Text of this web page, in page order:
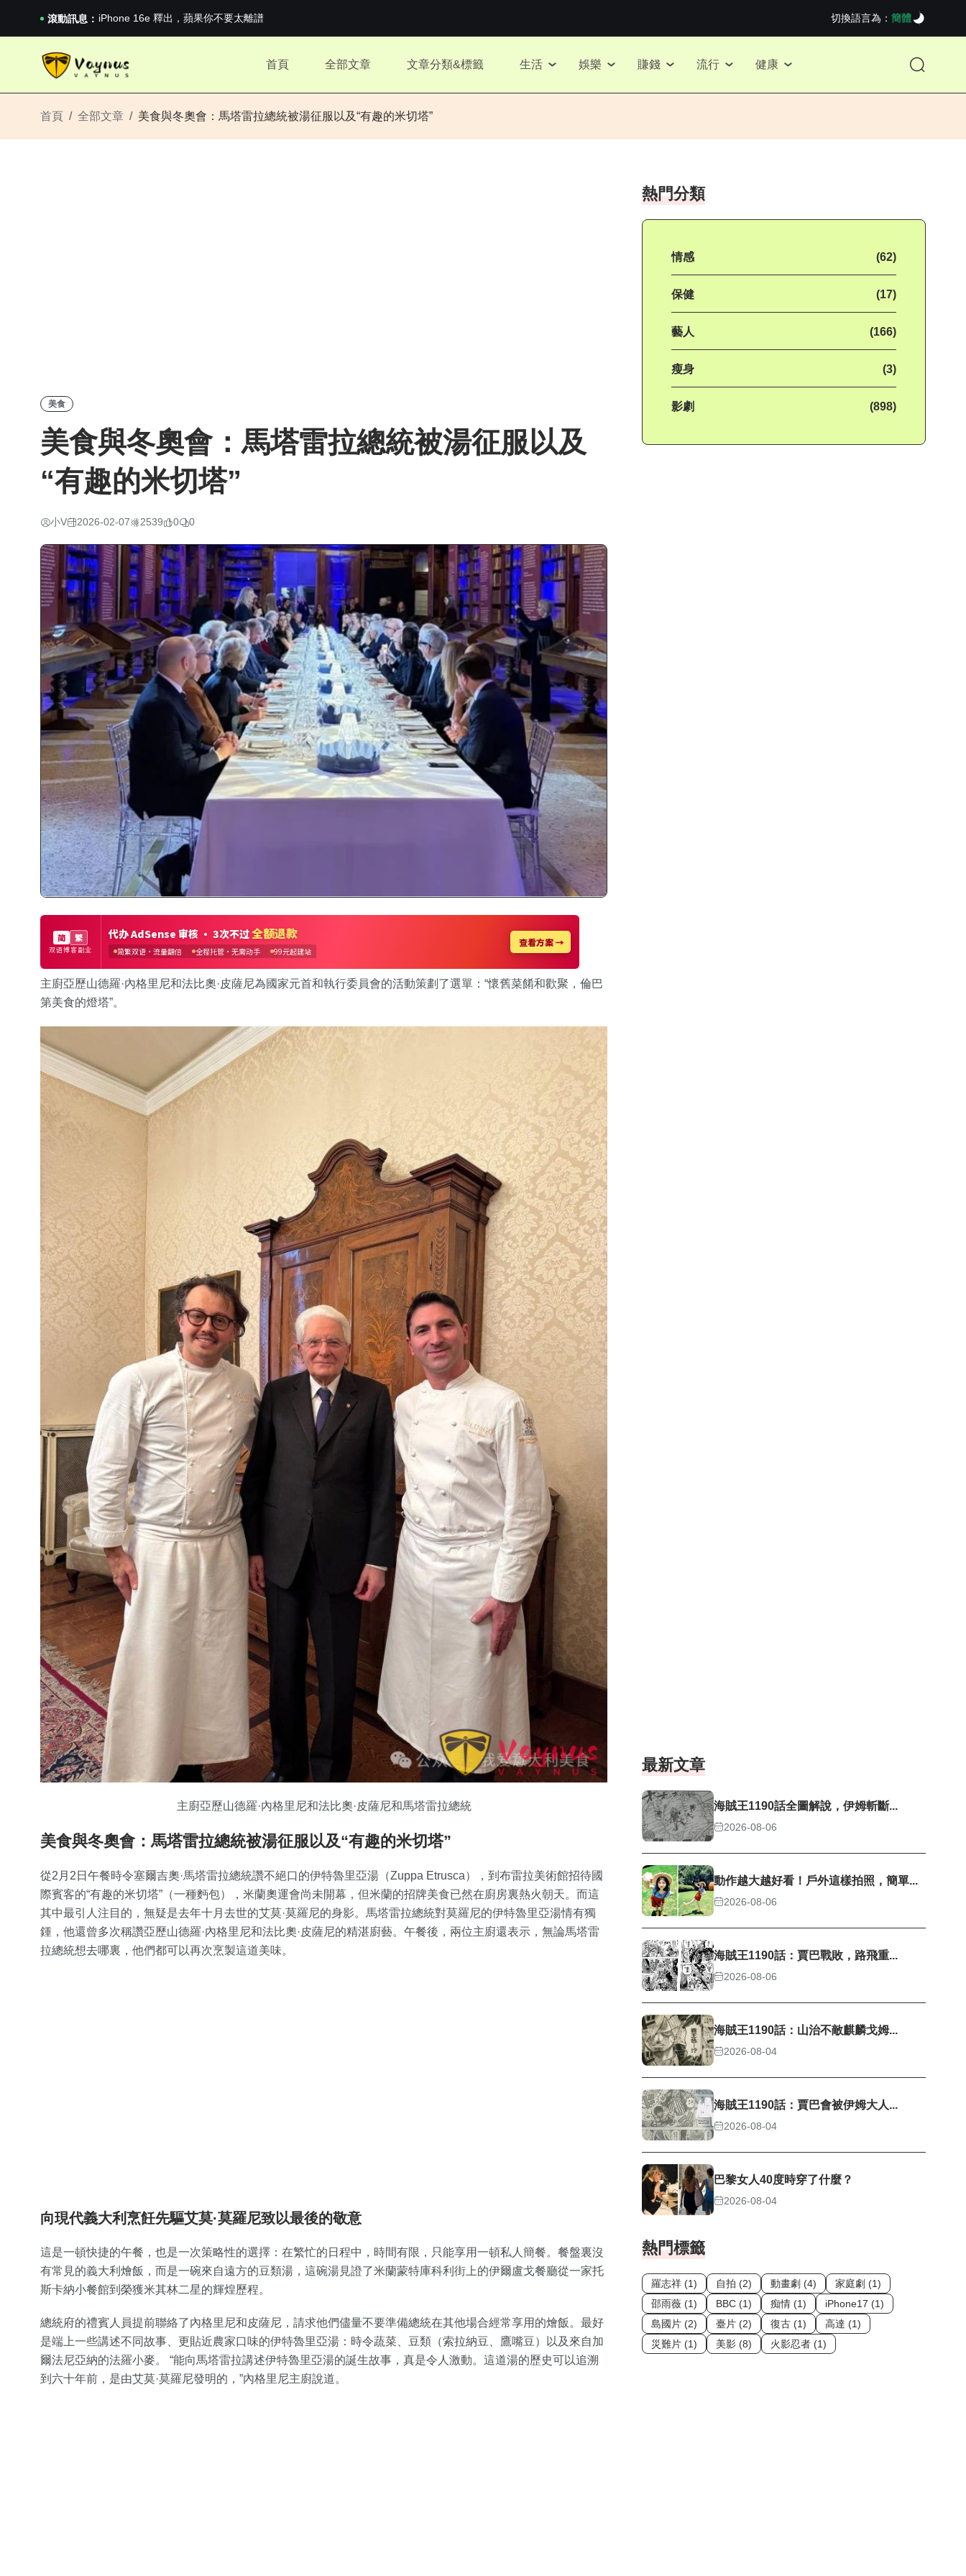
滾動訊息： iPhone 16e 釋出，蘋果你不要太離譜
2026澳網男單收官：全滿貫對上全滿亞，德約...
iPhone 16e 釋出，蘋果你不要太離譜
切換語言為： 簡體
首頁 全部文章 文章分類&標籤 生活 娛樂 賺錢 流行 健康
首頁 全部文章 美食與冬奧會：馬塔雷拉總統被湯征服以及“有趣的米切塔”
美食
美食與冬奧會：馬塔雷拉總統被湯征服以及
“有趣的米切塔”
小V 2026-02-07 2539 0 0
主廚亞歷山德羅·內格里尼和法比奧·皮薩尼為國家元首和執行委員會的活動策劃了選單：“懷舊菜餚和歡聚，倫巴
第美食的燈塔”。
主廚亞歷山德羅·內格里尼和法比奧·皮薩尼和馬塔雷拉總統
美食與冬奧會：馬塔雷拉總統被湯征服以及“有趣的米切塔”
從2月2日午餐時令塞爾吉奧·馬塔雷拉總統讚不絕口的伊特魯里亞湯（Zuppa Etrusca），到布雷拉美術館招待國
際賓客的“有趣的米切塔”（一種麪包），米蘭奧運會尚未開幕，但米蘭的招牌美食已然在廚房裏熱火朝天。而這
其中最引人注目的，無疑是去年十月去世的艾莫·莫羅尼的身影。馬塔雷拉總統對莫羅尼的伊特魯里亞湯情有獨
鍾，他還曾多次稱讚亞歷山德羅·內格里尼和法比奧·皮薩尼的精湛廚藝。午餐後，兩位主廚還表示，無論馬塔雷
拉總統想去哪裏，他們都可以再次烹製這道美味。
向現代義大利烹飪先驅艾莫·莫羅尼致以最後的敬意
這是一頓快捷的午餐，也是一次策略性的選擇：在繁忙的日程中，時間有限，只能享用一頓私人簡餐。餐盤裏沒
有常見的義大利燴飯，而是一碗來自遠方的豆類湯，這碗湯見證了米蘭蒙特庫科利街上的伊爾盧戈餐廳從一家托
斯卡納小餐館到榮獲米其林二星的輝煌歷程。
總統府的禮賓人員提前聯絡了內格里尼和皮薩尼，請求他們儘量不要準備總統在其他場合經常享用的燴飯。最好
是端上一些講述不同故事、更貼近農家口味的伊特魯里亞湯：時令蔬菜、豆類（索拉納豆、鷹嘴豆）以及來自加
爾法尼亞納的法羅小麥。 “能向馬塔雷拉講述伊特魯里亞湯的誕生故事，真是令人激動。這道湯的歷史可以追溯
到六十年前，是由艾莫·莫羅尼發明的，”內格里尼主廚說道。
熱門分類
情感 (62)
保健 (17)
藝人 (166)
瘦身 (3)
影劇 (898)
最新文章
海賊王1190話全圖解說，伊姆斬斷...
2026-08-06
動作越大越好看！戶外這樣拍照，簡單...
2026-08-06
海賊王1190話：賈巴戰敗，路飛重...
2026-08-06
海賊王1190話：山治不敵麒麟戈姆...
2026-08-04
海賊王1190話：賈巴會被伊姆大人...
2026-08-04
巴黎女人40度時穿了什麼？
2026-08-04
熱門標籤
羅志祥 (1) 自拍 (2) 動畫劇 (4)
家庭劇 (1)
邵雨薇 (1)
BBC (1) 痴情 (1)
iPhone17 (1)
島國片 (2)
臺片 (2) 復古 (1)
高達 (1)
災難片 (1)
美影 (8) 火影忍者 (1)